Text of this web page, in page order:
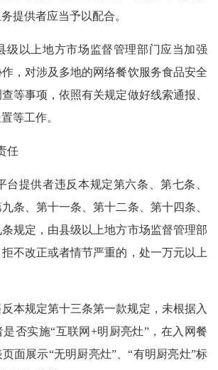
提供者应当予以配合。
级以上地方市场监督管理部门应当加强
，对涉及多地的网络餐饮服务食品安全
等事项，依照有关规定做好线索通报、
等工作。
任
台提供者违反本规定第六条、第七条、
条、第十一条、第十二条、第十四条、
规定，由县级以上地方市场监督管理部
不改正或者情节严重的，处一万元以上
本规定第十三条第一款规定，未根据入
否实施“互联网+明厨亮灶”，在入网餐
面展示“无明厨亮灶”、“有明厨亮灶”标